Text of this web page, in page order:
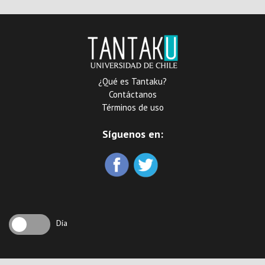
¿Qué es Tantaku?
Contáctanos
Términos de uso
Síguenos en:
Día